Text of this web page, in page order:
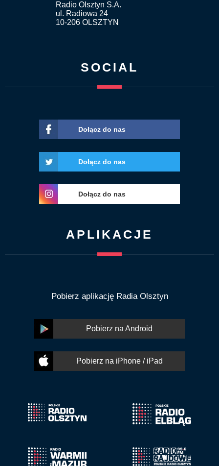
Radio Olsztyn S.A.
ul. Radiowa 24
10-206 OLSZTYN
SOCIAL
Dołącz do nas
Dołącz do nas
Dołącz do nas
APLIKACJE
Pobierz aplikację Radia Olsztyn
Pobierz na Android
Pobierz na iPhone / iPad